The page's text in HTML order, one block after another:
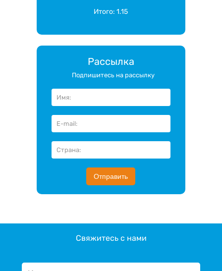
Итого:1.15
Рассылка
Подпишитесь на рассылку
Отправить
Свяжитесь с нами